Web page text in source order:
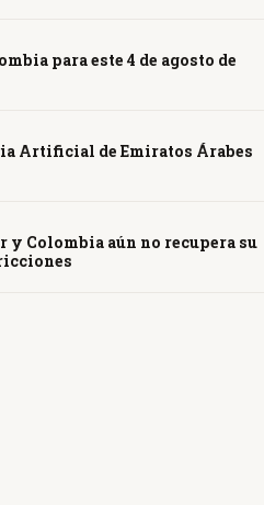
para este 4 de agosto de
Artificial de Emiratos Árabes
y Colombia aún no recupera su